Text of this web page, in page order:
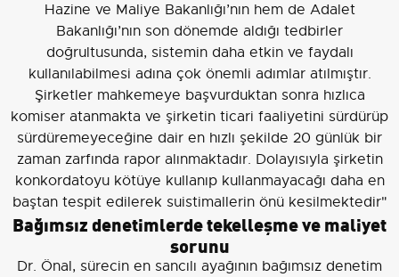
Hazine ve Maliye Bakanlığı’nın hem de Adalet
Bakanlığı’nın son dönemde aldığı tedbirler
doğrultusunda, sistemin daha etkin ve faydalı
kullanılabilmesi adına çok önemli adımlar atılmıştır.
Şirketler mahkemeye başvurduktan sonra hızlıca
komiser atanmakta ve şirketin ticari faaliyetini sürdürüp
sürdüremeyeceğine dair en hızlı şekilde 20 günlük bir
zaman zarfında rapor alınmaktadır. Dolayısıyla şirketin
konkordatoyu kötüye kullanıp kullanmayacağı daha en
baştan tespit edilerek suistimallerin önü kesilmektedir"
Bağımsız denetimlerde tekelleşme ve maliyet
sorunu
Dr. Önal, sürecin en sancılı ayağının bağımsız denetim